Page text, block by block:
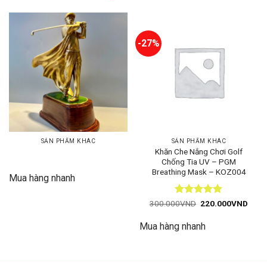
SẢN PHẨM KHÁC
Mua hàng nhanh
-27%
SẢN PHẨM KHÁC
Khăn Che Nắng Chơi Golf
Chống Tia UV – PGM
Breathing Mask – KOZ004
Được xếp
sao
300.000VND Giá
300.000VND.
220.000VND
Mua hàng nhanh